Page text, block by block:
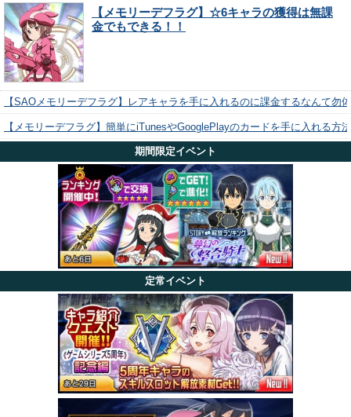
【メモリーデフラグ】☆6キャラの獲得は無課
金でもできる！！
【SAOメモリーデフラグ】レアキャラを手に入れるのに課金するなんて勿
【メモリーデフラグ】簡単にiTunesやGooglePlayのカードを手に入れる方
期間限定イベント
定常イベント